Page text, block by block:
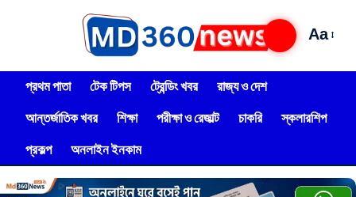
Aa
প্রথম পাতা টেক টিপস ট্রেন্ডিং খবর
রাজ্য ও দেশ
আন্তর্জাতিক খবর
শিক্ষা পরীক্ষা ও রেজাল্ট চাকরি
স্কলারশিপ
প্রকল্প
অনলাইন ইনকাম